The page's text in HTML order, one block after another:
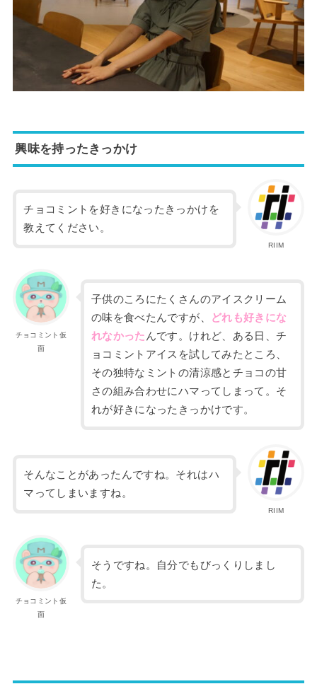
興味を持ったきっかけ
RIIM
チョコミントを好きになったきっかけを
教えてください。
チョコミント仮
面
子供のころにたくさんのアイスクリーム
の味を食べたんですが、
どれも好きにな
れなかったんです。けれど、ある日、チ
ョコミントアイスを試してみたところ、
その独特なミントの清涼感とチョコの甘
さの組み合わせにハマってしまって。そ
れが好きになったきっかけです。
RIIM
そんなことがあったんですね。それはハ
マってしまいますね。
チョコミント仮
面
そうですね。自分でもびっくりしまし
た。